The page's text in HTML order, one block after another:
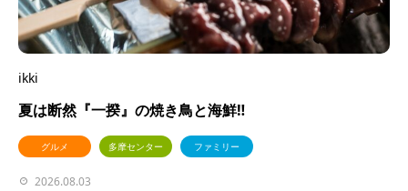
ikki
夏は断然『一揆』の焼き鳥と海鮮‼︎
グルメ 多摩センター ファミリー
2026.08.03